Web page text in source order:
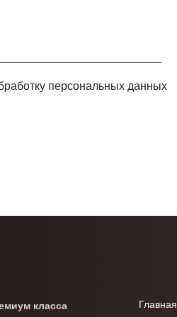
персональных данных
класса Главная